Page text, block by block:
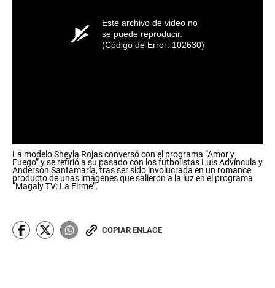
Este archivo de video no
se puede reproducir.
(Código de Error: 102630)
La modelo Sheyla Rojas conversó con el programa “Amor y
Fuego” y se refirió a su pasado con los futbolistas Luis Advíncula y
Anderson Santamaría, tras ser sido involucrada en un romance
producto de unas imágenes que salieron a la luz en el programa
“Magaly TV: La Firme”.
COPIAR ENLACE